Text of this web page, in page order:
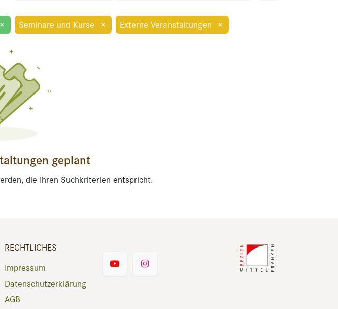
× Seminare und Kurse × Externe Veranstaltungen ×
geplant
die Ihren Suchkriterien entspricht.
RECHTLICHES
Impressum
Datenschutzerklärung
AGB